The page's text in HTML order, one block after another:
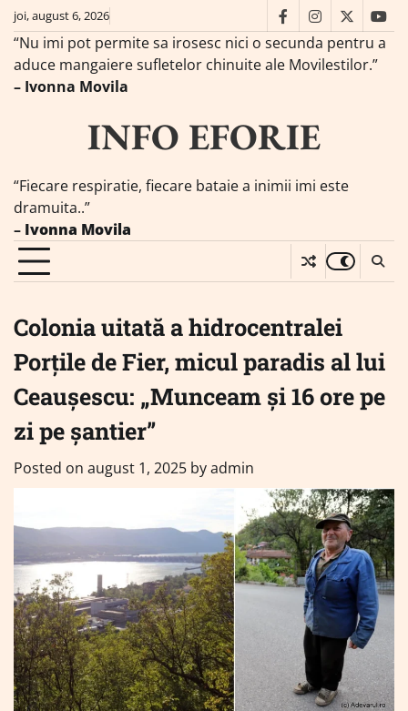
Skip
content
joi, august 6, 2026 facebookinstagram
twitter
“Nu imi pot permite sa irosesc nici o secunda pentru a
aduce mangaiere sufletelor chinuite ale Movilestilor.”
– Ivonna Movila
INFO EFORIE
“Fiecare respiratie, fiecare bataie a inimii imi este
dramuita..”
– Ivonna Movila
Colonia uitată a hidrocentralei
Porțile de Fier, micul paradis al lui
Ceaușescu: „Munceam și 16 ore pe
zi pe șantier”
Posted on august 1, 2025 byadmin